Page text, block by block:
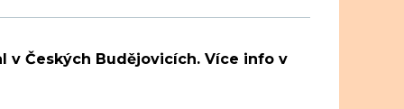
v Českých Budějovicích. Více info v